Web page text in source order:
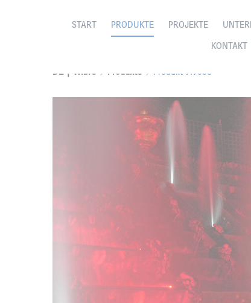
START PRODUKTE PROJEKTE
KONTAKT
DE | Wibre Produkte Produkt 9.9006